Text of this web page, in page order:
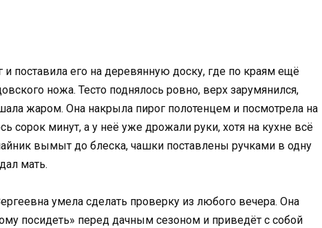
поставила его на деревянную доску, где по краям ещё
ножа. Тесто поднялось ровно, верх зарумянился,
жаром. Она накрыла пирог полотенцем и посмотрела на
сорок минут, а у неё уже дрожали руки, хотя на кухне всё
вымыт до блеска, чашки поставлены ручками в одну
мать.
умела сделать проверку из любого вечера. Она
посидеть» перед дачным сезоном и приведёт с собой